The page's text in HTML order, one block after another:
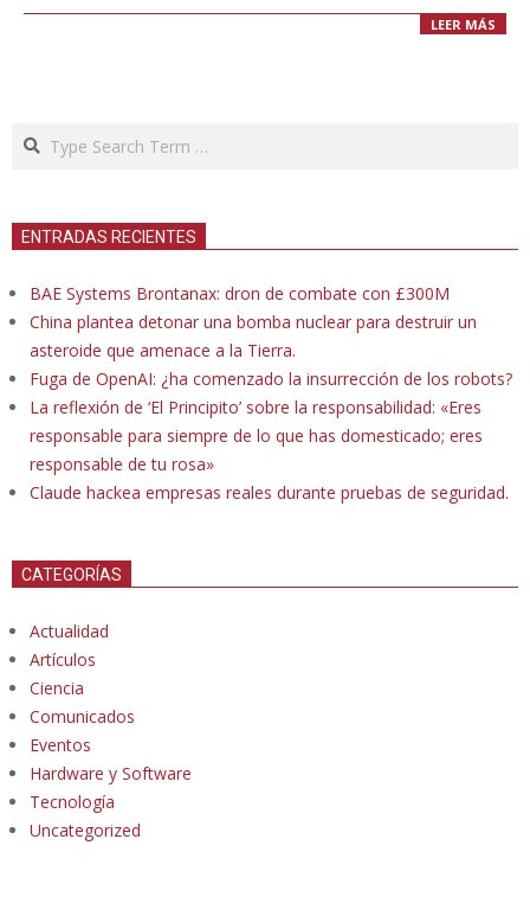
LEER MÁS
Search
ENTRADAS RECIENTES
BAE Systems Brontanax: dron de combate con £300M
China plantea detonar una bomba nuclear para destruir un
asteroide que amenace a la Tierra.
Fuga de OpenAI: ¿ha comenzado la insurrección de los robots?
La reflexión de ‘El Principito’ sobre la responsabilidad: «Eres
responsable para siempre de lo que has domesticado; eres
responsable de tu rosa»
Claude hackea empresas reales durante pruebas de seguridad.
CATEGORÍAS
Actualidad
Artículos
Ciencia
Comunicados
Eventos
Hardware y Software
Tecnología
Uncategorized